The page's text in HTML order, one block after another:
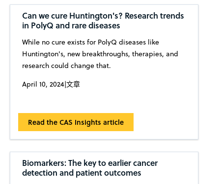
Can we cure Huntington's? Research trends
in PolyQ and rare diseases
While no cure exists for PolyQ diseases like
Huntington's, new breakthroughs, therapies, and
research could change that.
April 10, 2024|文章
Read the CAS Insights article
Biomarkers: The key to earlier cancer
detection and patient outcomes